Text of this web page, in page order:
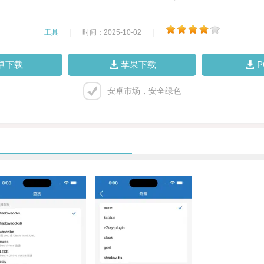
工具 时间：2025-10-02
下载 苹果下载
安卓市场，安全绿色